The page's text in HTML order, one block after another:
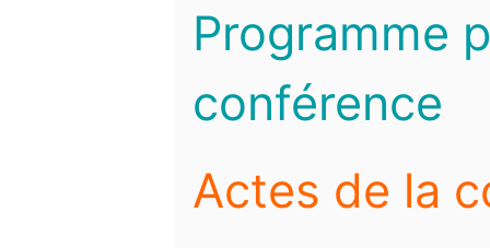
Programme
conférence
Actes de la